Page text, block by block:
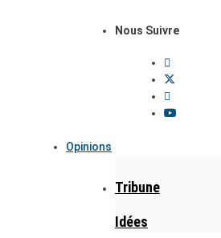
Nous Suivre
Opinions
Tribune
Idées